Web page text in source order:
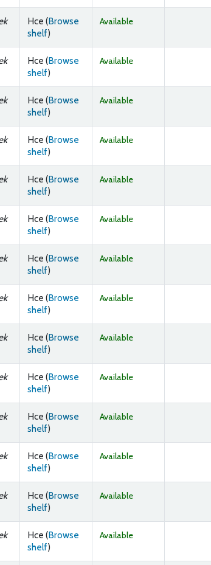
Hce (Browse
shelf(Opens below)
)
Available
Hce (Browse
shelf(Opens below)
)
Available
Hce (Browse
shelf(Opens below)
)
Available
Hce (Browse
shelf(Opens below)
)
Available
Hce (Browse
shelf(Opens below)
)
Available
Hce (Browse
shelf(Opens below)
)
Available
Hce (Browse
shelf(Opens below)
)
Available
Hce (Browse
shelf(Opens below)
)
Available
Hce (Browse
shelf(Opens below)
)
Available
Hce (Browse
shelf(Opens below)
)
Available
Hce (Browse
shelf(Opens below)
)
Available
Hce (Browse
shelf(Opens below)
)
Available
Hce (Browse
shelf(Opens below)
)
Available
Hce (Browse
shelf(Opens below)
)
Available